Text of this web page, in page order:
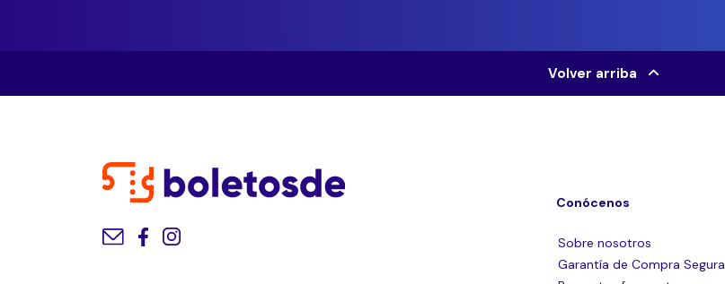
Volver arriba
Conócenos
Sobre nosotros
Garantía de Compra Segura